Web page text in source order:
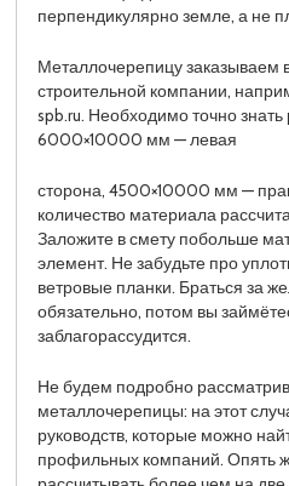
перпендикулярно земле, а не
Металлочерепицу заказываем
строительной компании,
spb.ru. Необходимо точно
6000×10000 мм — левая
сторона, 4500×10000 мм —
количество материала
Заложите в смету побольше
элемент. Не забудьте про
ветровые планки. Браться за
обязательно, потом вы
заблагорассудится.
Не будем подробно
металлочерепицы: на этот
руководств, которые можно
профильных компаний. Опять